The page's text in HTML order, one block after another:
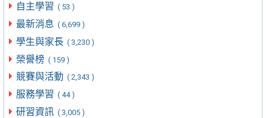
自主學習 ( 53 )
最新消息 ( 6,699 )
學生與家長 ( 3,230 )
榮譽榜 ( 159 )
競賽與活動 ( 2,343 )
服務學習 ( 44 )
研習資訊 ( 3,005 )